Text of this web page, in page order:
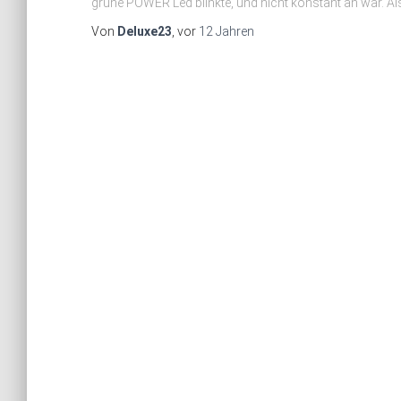
Von Deluxe23 , vor 12 Jahren